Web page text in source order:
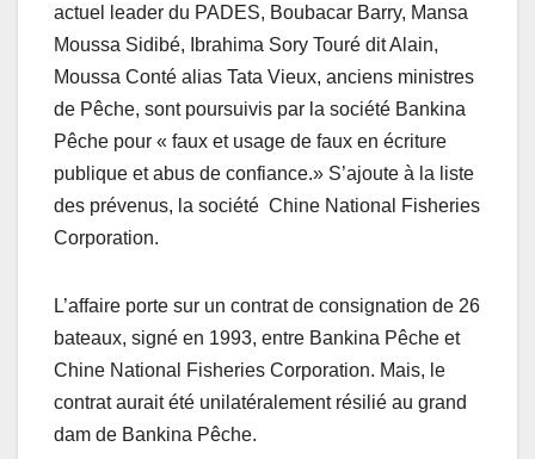
actuel leader du PADES, Boubacar Barry, Mansa
Moussa Sidibé, Ibrahima Sory Touré dit Alain,
Moussa Conté alias Tata Vieux, anciens ministres
de Pêche, sont poursuivis par la société Bankina
Pêche pour « faux et usage de faux en écriture
publique et abus de confiance.» S’ajoute à la liste
des prévenus, la société Chine National Fisheries
Corporation.
L’affaire porte sur un contrat de consignation de 26
bateaux, signé en 1993, entre Bankina Pêche et
Chine National Fisheries Corporation. Mais, le
contrat aurait été unilatéralement résilié au grand
dam de Bankina Pêche.